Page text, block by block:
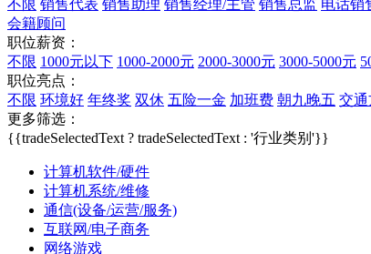
不限 销售代表 销售助理 销售经理/主管 销售总监 电话销
会籍顾问
职位薪资：
不限 1000元以下 1000-2000元 2000-3000元 3000-5000元
职位亮点：
不限 环境好 年终奖 双休 五险一金 加班费 朝九晚五 交通
更多筛选：
{{tradeSelectedText ? tradeSelectedText : '行业类别'}}
计算机软件/硬件
计算机系统/维修
通信(设备/运营/服务)
互联网/电子商务
网络游戏